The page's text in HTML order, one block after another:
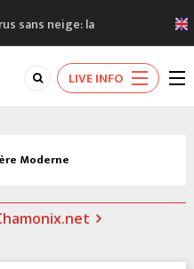
sans neige: la
montagne
pour visiter le nouveau
Blanc
3 personnes sont
magasin de course
LIVE INFO
Moderne